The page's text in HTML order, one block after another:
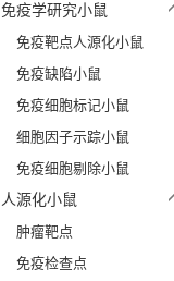
免疫学研究小鼠
免疫靶点人源化小鼠
免疫缺陷小鼠
免疫细胞标记小鼠
细胞因子示踪小鼠
免疫细胞剔除小鼠
人源化小鼠
肿瘤靶点
免疫检查点